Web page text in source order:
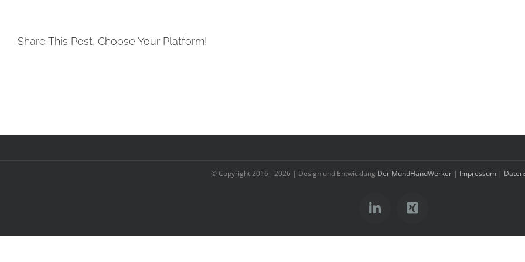
Share This Post, Choose Your Platform!
© Copyright 2016 -2026 | Design und Entwicklung Der MundHandWerker | Impressum |
LinkedInXing